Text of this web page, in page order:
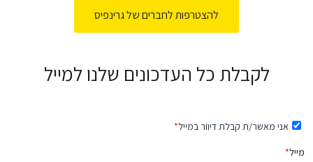
להצטרפות לחברים של גרינפיס
לקבלת כל העדכונים שלנו למייל